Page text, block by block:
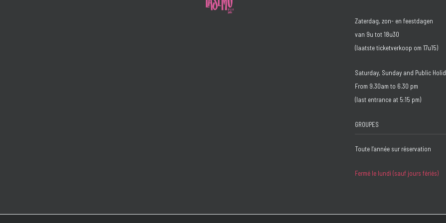
Zaterdag, zon- en feestdagen
van 9u tot 18u30
(laatste ticketverkoop om 17u15)
Saturday, Sunday and Public
From 9.30am to 6.30 pm
(last entrance at 5:15 pm)
GROUPES
Toute l’année sur réservation
Fermé le lundi (sauf jours fériés)